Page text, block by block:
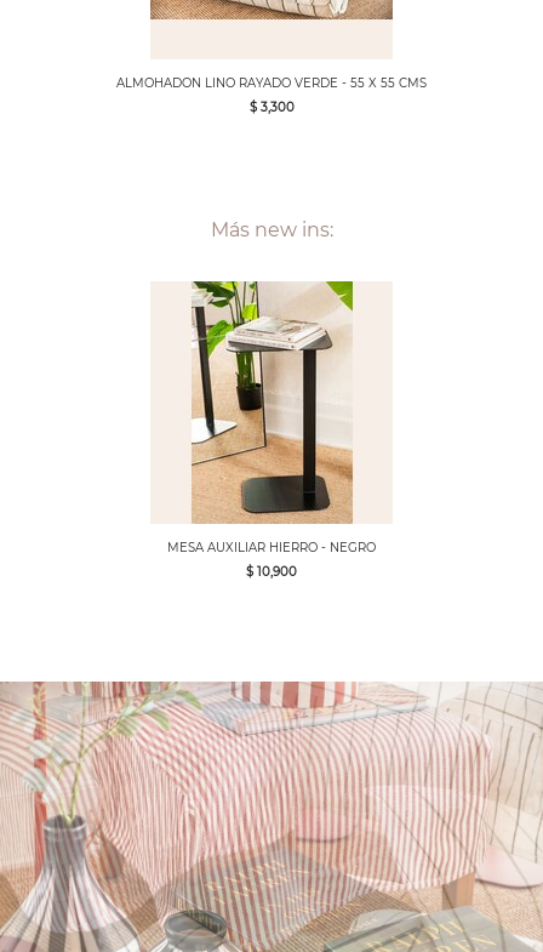
ALMOHADON LINO RAYADO VERDE - 55 X 55 CMS
$ 3,300
Más new ins:
MESA AUXILIAR HIERRO - NEGRO
$ 10,900